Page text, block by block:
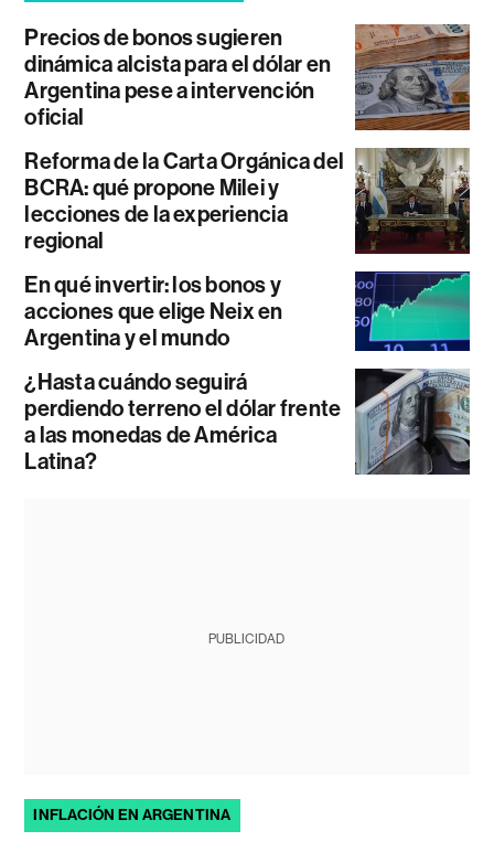
Precios de bonos sugieren
dinámica alcista para el dólar en
Argentina pese a intervención
oficial
Reforma de la Carta Orgánica del
BCRA: qué propone Milei y
lecciones de la experiencia
regional
En qué invertir: los bonos y
acciones que elige Neix en
Argentina y el mundo
¿Hasta cuándo seguirá
perdiendo terreno el dólar frente
a las monedas de América
Latina?
PUBLICIDAD
INFLACIÓN EN ARGENTINA